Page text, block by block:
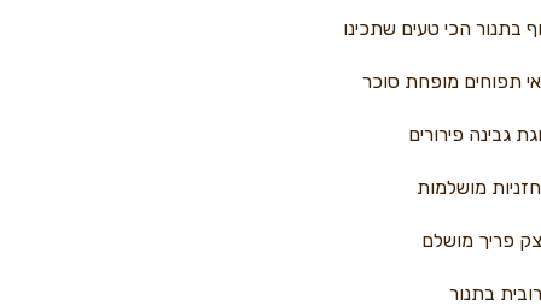
בתנור הכי טעים שתכינו
תפוחים מופחת סוכר
גבינה פירורים
מושלמות
פריך מושלם
בתנור